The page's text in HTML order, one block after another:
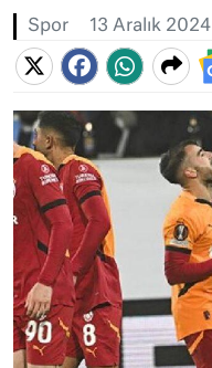
Spor 13 Aralık 2024